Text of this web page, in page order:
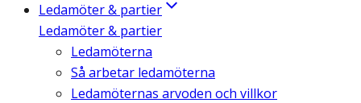
Ledamöter & partier
Ledamöter & partier
Ledamöterna
Så arbetar ledamöterna
Ledamöternas arvoden och villkor